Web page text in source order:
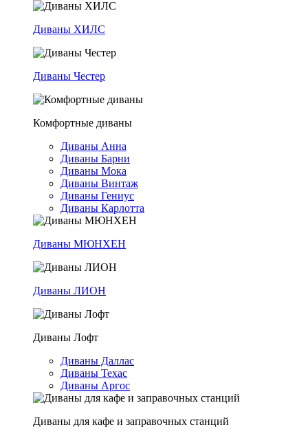
Диваны ХИЛС
Диваны Честер
Комфортные диваны
Диваны Анна
Диваны Барни
Диваны Мока
Диваны Винтаж
Диваны Гениус
Диваны Карлотта
Диваны МЮНХЕН
Диваны ЛИОН
Диваны Лофт
Диваны Даллас
Диваны Техас
Диваны Аргос
Диваны для кафе и заправочных станций